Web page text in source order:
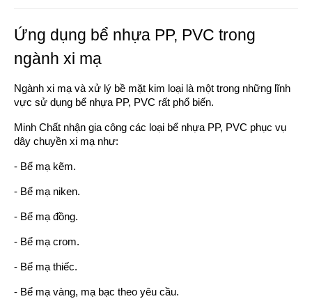
Ứng dụng bể nhựa PP, PVC trong
ngành xi mạ
Ngành xi mạ và xử lý bề mặt kim loại là một trong những lĩnh
vực sử dụng bể nhựa PP, PVC rất phổ biến.
Minh Chất nhận gia công các loại bể nhựa PP, PVC phục vụ
dây chuyền xi mạ như:
- Bể mạ kẽm.
- Bể mạ niken.
- Bể mạ đồng.
- Bể mạ crom.
- Bể mạ thiếc.
- Bể mạ vàng, mạ bạc theo yêu cầu.